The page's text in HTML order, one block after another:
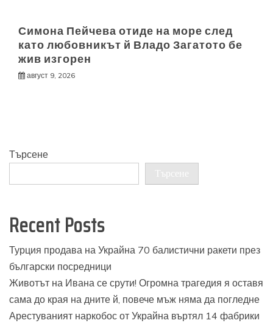
Симона Пейчева отиде на море след
като любовникът й Владо Загатото бе
жив изгорен
август 9, 2026
Търсене
Търсене
Recent Posts
Турция продава на Украйна 70 балистични ракети през
български посредници
Животът на Ивана се срути! Огромна трагедия я оставя
сама до края на дните й, повече мъж няма да погледне
Арестуваният наркобос от Украйна въртял 14 фабрики